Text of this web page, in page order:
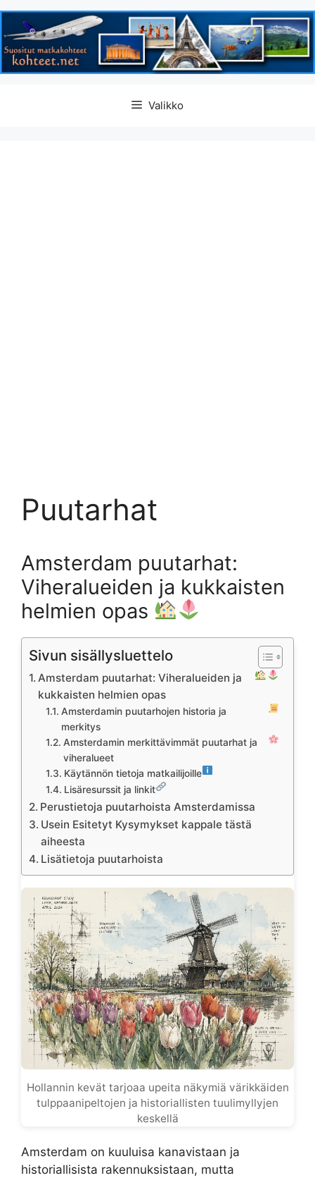
Valikko
Puutarhat
Amsterdam puutarhat:
Viheralueiden ja kukkaisten
helmien opas
Sivun sisällysluettelo
Amsterdam puutarhat: Viheralueiden ja
kukkaisten helmien opas
Amsterdamin puutarhojen historia ja
merkitys
Amsterdamin merkittävimmät puutarhat ja
viheralueet
Käytännön tietoja matkailijoille
Lisäresurssit ja linkit
Perustietoja puutarhoista Amsterdamissa
Usein Esitetyt Kysymykset kappale tästä
aiheesta
Lisätietoja puutarhoista
Hollannin kevät tarjoaa upeita näkymiä värikkäiden
tulppaanipeltojen ja historiallisten tuulimyllyjen
keskellä
Amsterdam on kuuluisa kanavistaan ja
historiallisista rakennuksistaan, mutta